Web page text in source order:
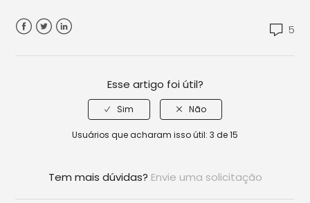
5
Esse artigo foi útil?
Usuários que acharam isso útil: 3 de 15
Tem mais dúvidas? Envie uma solicitação